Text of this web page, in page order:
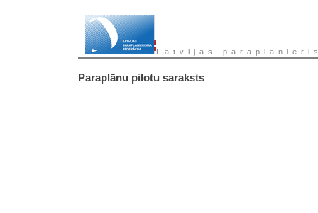
Latvijas
Paraplānu pilotu saraksts